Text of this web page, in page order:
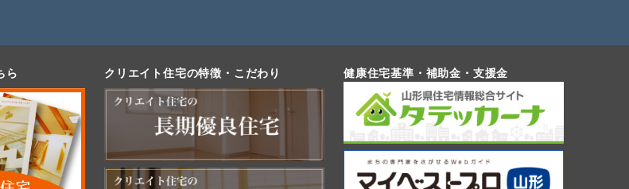
ら クリエイト住宅の特徴・こだわり 健康住宅基準・補助金・支援金